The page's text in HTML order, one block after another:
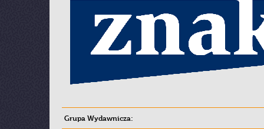
Grupa Wydawnicza: